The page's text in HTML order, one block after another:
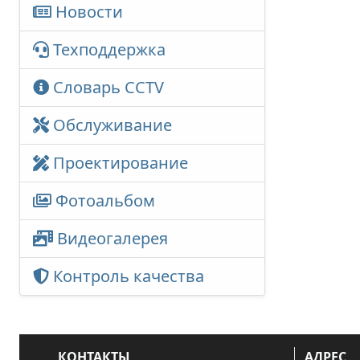
Новости
Техподдержка
Словарь CCTV
Обслуживание
Проектирование
Фотоальбом
Видеогалерея
Контроль качества